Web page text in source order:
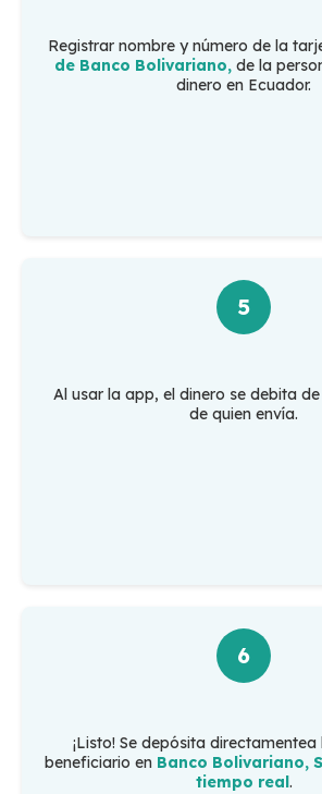
Registrar nombre y número de la
de Banco Bolivariano, de la
dinero en Ecuador.
5
Al usar la app, el dinero se debita
de quien envía.
6
¡Listo! Se depósita directamentea
beneficiario en Banco Bolivariano,
tiempo real .